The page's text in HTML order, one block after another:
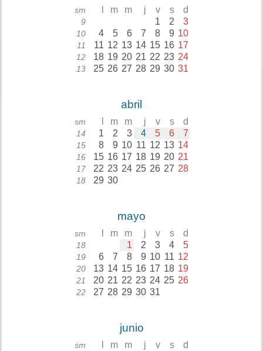
sm m m j v s d
9 1 2 3
10 4 5 6 7 8 9 10
11 11 12 13 14 15 16 17
12 18 19 20 21 22 23 24
13 25 26 27 28 29 30 31
abril
sm m m j v s d
14 1 2 3 4 5 6 7
15 8 9 10 11 12 13 14
16 15 16 17 18 19 20 21
17 22 23 24 25 26 27 28
18 29 30
mayo
sm m m j v s d
18 1 2 3 4 5
19 6 7 8 9 10 11 12
20 13 14 15 16 17 18 19
21 20 21 22 23 24 25 26
22 27 28 29 30 31
junio
sm m m j v s d